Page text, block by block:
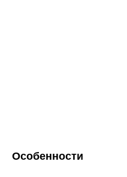
Особенности